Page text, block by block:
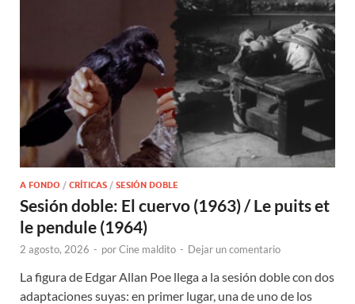
A FONDO / CRÍTICAS / SESIÓN DOBLE
Sesión doble: El cuervo (1963) / Le puits et
le pendule (1964)
2 agosto, 2026 - porCine maldito - Dejar un comentario
La figura de Edgar Allan Poe llega a la sesión doble con dos
adaptaciones suyas: en primer lugar, una de uno de los